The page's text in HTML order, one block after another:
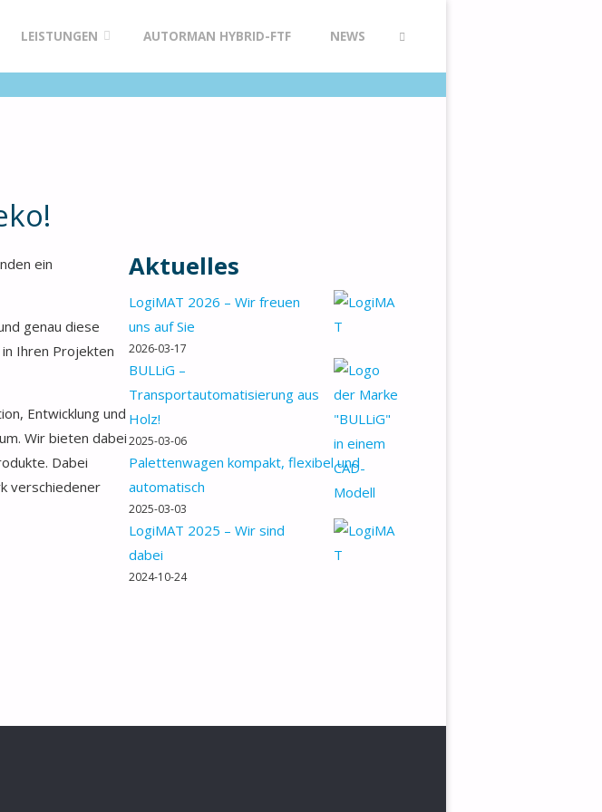
GMBH
& CO.
KG
Inhalt
LEISTUNGEN AUTORMAN HYBRID-FTF NEWS
KG
ein
genau diese
Ihren Projekten
Entwicklung und
Wir bieten dabei
Dabei
verschiedener
Aktuelles
LogiMAT 2026 – Wir freuen
uns auf Sie
2026-03-17
BULLiG –
Transportautomatisierung aus
Holz!
2025-03-06
Palettenwagen kompakt, flexibel und
automatisch
2025-03-03
LogiMAT 2025 – Wir sind
dabei
2024-10-24